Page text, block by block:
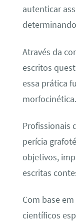
autenticar
Através da
escritos
essa prática
morfocinética.
Profissionais
perícia
objetivos,
escritas
Com base
científicos